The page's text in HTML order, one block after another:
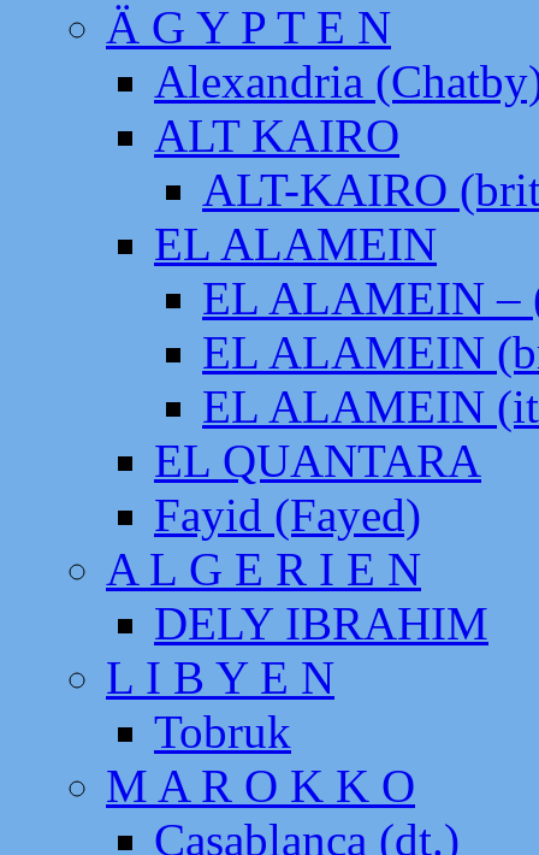
Ä G Y P T E N
Alexandria
ALT KAIRO
ALT-KAIRO
EL ALAMEIN
EL ALAMEIN –
EL ALAMEIN
EL ALAMEIN
EL QUANTARA
Fayid (Fayed)
A L G E R I E N
DELY IBRAHIM
L I B Y E N
Tobruk
M A R O K K O
Casablanca (dt.)